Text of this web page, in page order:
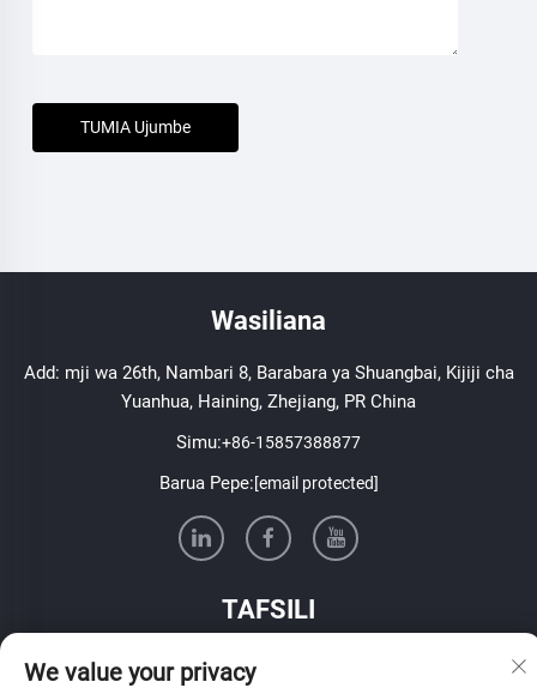
TUMIA Ujumbe
Wasiliana
Add: mji wa 26th, Nambari 8, Barabara ya Shuangbai, Kijiji cha
Yuanhua, Haining, Zhejiang, PR China
Simu:+86-15857388877
Barua Pepe:[email protected]
TAFSILI
Jiunge ili kupokea barua pepe ya wiki yetu
We value your privacy